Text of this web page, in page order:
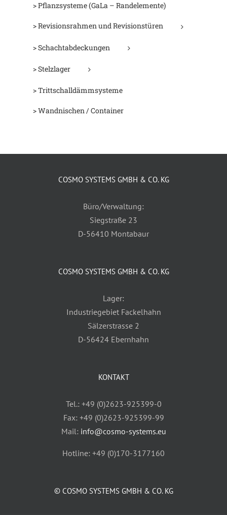
> Pflanzsysteme (GaLa – Randelemente)
> Revisionsrahmen und Revisionstüren
> Schachtabdeckungen
> Stelzlager
> Trittschalldämmsysteme
> Wandnischen / Container
COSMO SYSTEMS GMBH & CO. KG
Büro/Verwaltung:
Siegstraße 23
D-56410 Montabaur
COSMO SYSTEMS GMBH & CO. KG
Lager:
Industriegebiet Fackelhahn
Sälzerstrasse 2
D-56424 Ebernhahn
KONTAKT
Tel.: +49 (0)2623-925399-0
Fax: +49 (0)2623-925399-99
Mail: info@cosmo-systems.eu
Hotline: +49 (0)170-3177160
© COSMO SYSTEMS GMBH & CO. KG